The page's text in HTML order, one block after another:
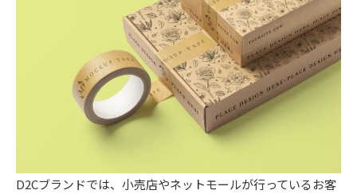
D2Cブランドでは、小売店やネットモールが行っているお客